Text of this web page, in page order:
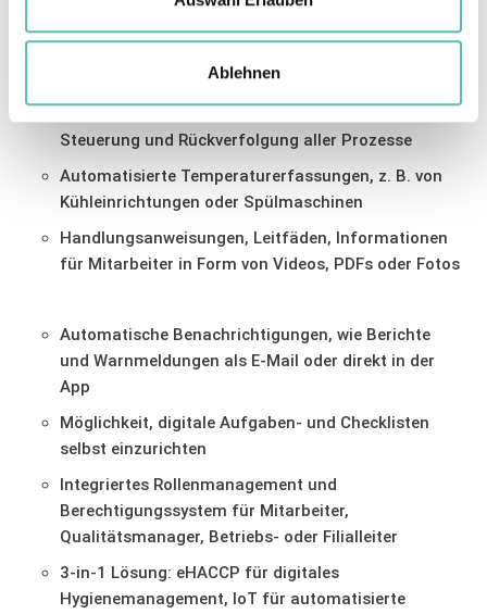
Ablehnen
Steuerung und Rückverfolgung aller Prozesse
Automatisierte Temperaturerfassungen, z. B. von
Kühleinrichtungen oder Spülmaschinen
Handlungsanweisungen, Leitfäden, Informationen
für Mitarbeiter in Form von Videos, PDFs oder Fotos
Automatische Benachrichtigungen, wie Berichte
und Warnmeldungen als E-Mail oder direkt in der
App
Möglichkeit, digitale Aufgaben- und Checklisten
selbst einzurichten
Integriertes Rollenmanagement und
Berechtigungssystem für Mitarbeiter,
Qualitätsmanager, Betriebs- oder Filialleiter
3-in-1 Lösung: eHACCP für digitales
Hygienemanagement, IoT für automatisierte